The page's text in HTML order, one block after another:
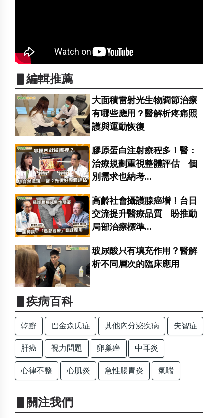
▋編輯推薦
大面積雷射光生物調節治療
有哪些應用？醫解析疼痛照
護與運動恢復
膠原蛋白注射療程多！醫：
治療規劃重視整體評估 個
別需求也納考...
高齡社會攝護腺癌增！台日
交流提升醫療品質 盼推動
局部治療標準...
玻尿酸只有填充作用？醫解
析不同層次的臨床應用
▋疾病百科
乾癬 巴金森氏症 其他內分泌疾病 失智症
肝癌 視力問題 卵巢癌 中耳炎
心律不整 心肌炎 急性腸胃炎 氣喘
▋關注我們